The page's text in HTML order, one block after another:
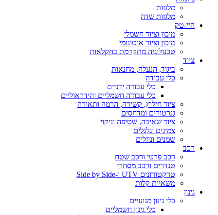
מלגזות
מלגזות שדה
היי-טק
מיכון וציוד חשמלי
מיכון וציוד אוטונומי
טכנולוגיה מתקדמת בחקלאות
ציוד
ביגוד, הנעלה, מחנאות
כלי עבודה
כלי עבודה ידניים
כלי עבודה חשמליים והידראוליים
ציוד חילוץ, קשירה, הרמה ותאורה
גנרטורים ומדחסים
ציוד שאיבה, שטיפה וניקוי
צמיגים וגלגלים
שמנים ונוזלים
רכב
רכב פרטי ורכב שטח
טנדרים ורכב מסחרי
טרקטורונים UTV ו-Side by Side
משאיות קלות
גינון
כלי גינון מנועיים
כלי גינון חשמליים